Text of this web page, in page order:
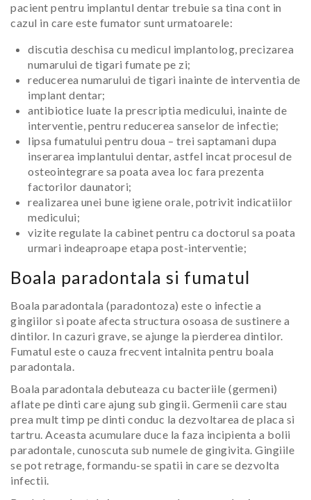
pacient pentru implantul dentar trebuie sa tina cont in
cazul in care este fumator sunt urmatoarele:
discutia deschisa cu medicul implantolog, precizarea
numarului de tigari fumate pe zi;
reducerea numarului de tigari inainte de interventia de
implant dentar;
antibiotice luate la prescriptia medicului, inainte de
interventie, pentru reducerea sanselor de infectie;
lipsa fumatului pentru doua – trei saptamani dupa
inserarea implantului dentar, astfel incat procesul de
osteointegrare sa poata avea loc fara prezenta
factorilor daunatori;
realizarea unei bune igiene orale, potrivit indicatiilor
medicului;
vizite regulate la cabinet pentru ca doctorul sa poata
urmari indeaproape etapa post-interventie;
Boala paradontala si fumatul
Boala paradontala (paradontoza) este o infectie a
gingiilor si poate afecta structura osoasa de sustinere a
dintilor. In cazuri grave, se ajunge la pierderea dintilor.
Fumatul este o cauza frecvent intalnita pentru boala
paradontala.
Boala paradontala debuteaza cu bacteriile (germeni)
aflate pe dinti care ajung sub gingii. Germenii care stau
prea mult timp pe dinti conduc la dezvoltarea de placa si
tartru. Aceasta acumulare duce la faza incipienta a bolii
paradontale, cunoscuta sub numele de gingivita. Gingiile
se pot retrage, formandu-se spatii in care se dezvolta
infectii.